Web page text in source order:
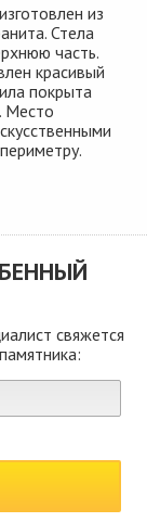
из
Стела
часть.
красивый
покрыта
Место
свяжется